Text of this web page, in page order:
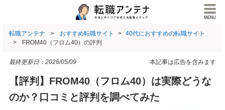
転職アンテナ おすすめ転職サイト
40代におすすめの転職サイト
FROM40（フロム40）の評判
本記事は広告を含みます
最終更新日： 2026/05/09
【評判】FROM40（フロム40）は実際どうな
のか？口コミと評判を調べてみた